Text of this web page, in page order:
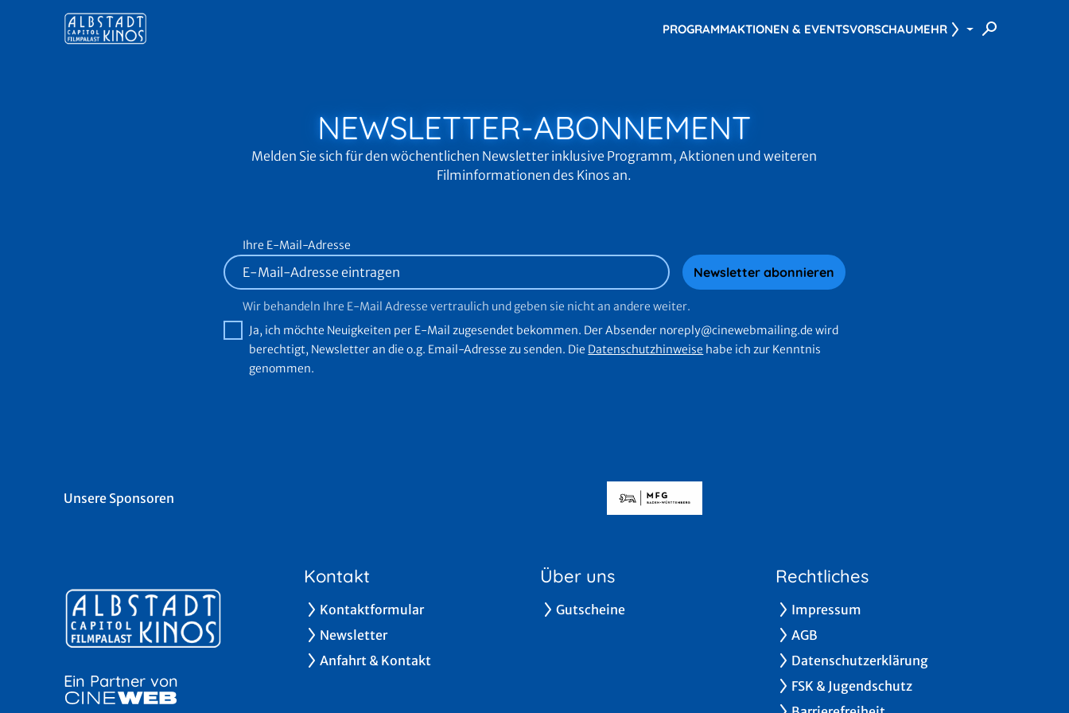
Zum Hauptinhalt springen PROGRAMMAKTIONEN & EVENTSVORSCHAUMEHR
NEWSLETTER-ABONNEMENT
Melden Sie sich für den wöchentlichen Newsletter inklusive Programm, Aktionen und weiteren
Filminformationen des Kinos an.
Ihre E-Mail-Adresse
Newsletter abonnieren
Wir behandeln Ihre E-Mail Adresse vertraulich und geben sie nicht an andere weiter.
Ja, ich möchte Neuigkeiten per E-Mail zugesendet bekommen. Der Absender noreply@cinewebmailing.de wird
berechtigt, Newsletter an die o.g. Email-Adresse zu senden. Die Datenschutzhinweise habe ich zur Kenntnis
genommen.
Unsere Sponsoren
Ein Partner von
Kontakt
Kontaktformular
Newsletter
Anfahrt & Kontakt
Über uns
Gutscheine
Rechtliches
Impressum
AGB
Datenschutzerklärung
FSK & Jugendschutz